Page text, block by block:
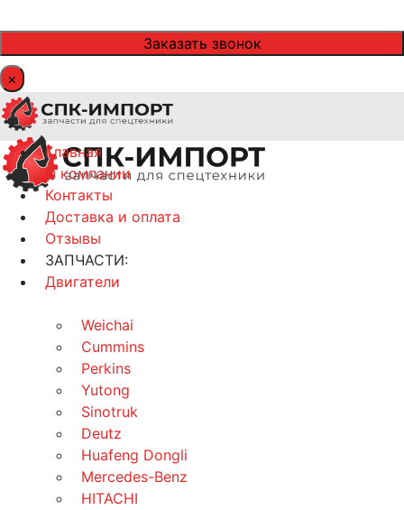
×
Главная
О компании
Контакты
Доставка и оплата
Отзывы
ЗАПЧАСТИ:
Двигатели
Weichai
Cummins
Perkins
Yutong
Sinotruk
Deutz
Huafeng Dongli
Mercedes-Benz
HITACHI